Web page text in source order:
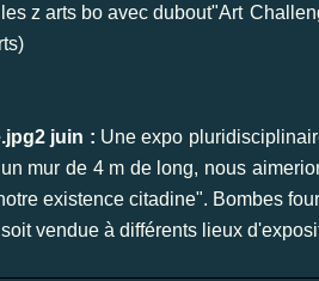
"Art
2 juin : Une expo
mur de 4 m de long, nous
existence citadine". Bombes
vendue à différents lieux